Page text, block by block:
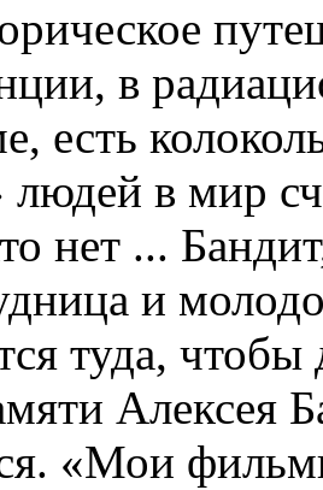
в
есть
людей в мир
нет ...
и
туда, чтобы
Алексея
«Мои